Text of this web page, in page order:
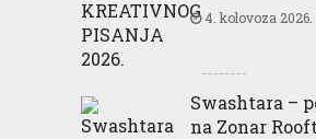
4. kolovoza 2026.
Swashtara –
na Zonar